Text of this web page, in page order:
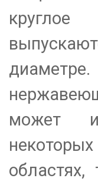
может